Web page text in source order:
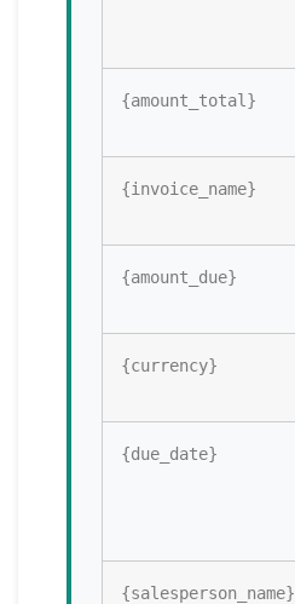
{amount_total}
{invoice_name}
{amount_due}
{currency}
{due_date}
{salesperson_name}